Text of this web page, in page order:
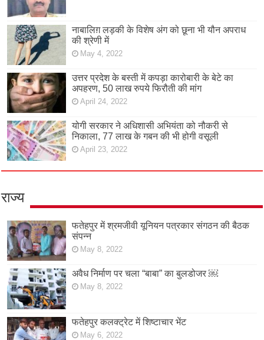
नाबालिग़ लड़की के विशेष अंग को छूना भी यौन अपराध
की श्रेणी में
May 4, 2022
उत्तर प्रदेश के बस्ती में कपड़ा कारोबारी के बेटे का
अपहरण, 50 लाख रुपये फिरौती की मांग
April 24, 2022
योगी सरकार ने अधिशासी अभियंता को नौकरी से
निकाला, 77 लाख के गबन की भी होगी वसूली
April 23, 2022
राज्य
फतेहपुर में श्रमजीवी यूनियन पत्रकार संगठन की बैठक
संपन्न
May 8, 2022
अवैध निर्माण पर चला “बाबा” का बुलडोजर ￼
May 8, 2022
फतेहपुर कलक्ट्रेट में शिष्टाचार भेंट
May 6, 2022